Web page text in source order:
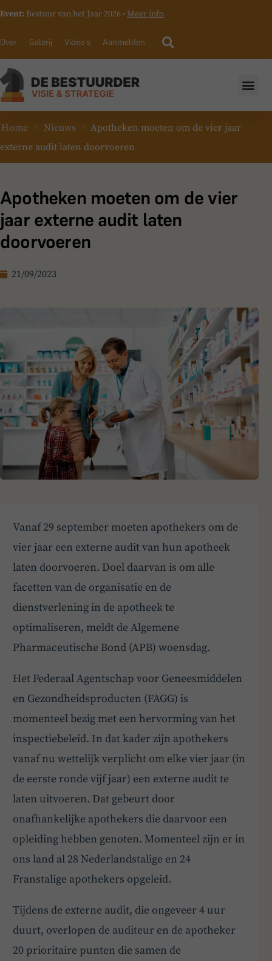
Event: Bestuur van het Jaar 2026 • Meer info
Over Galerij Video’s Aanmelden
Home > Nieuws > Apotheken moeten om de vier jaar
externe audit laten doorvoeren
Apotheken moeten om de vier
jaar externe audit laten
doorvoeren
21/09/2023
Vanaf 29 september moeten apothekers om de
vier jaar een externe audit van hun apotheek
laten doorvoeren. Doel daarvan is om alle
facetten van de organisatie en de
dienstverlening in de apotheek te
optimaliseren, meldt de Algemene
Pharmaceutische Bond (APB) woensdag.
Het Federaal Agentschap voor Geneesmiddelen
en Gezondheidsproducten (FAGG) is
momenteel bezig met een hervorming van het
inspectiebeleid. In dat kader zijn apothekers
vanaf nu wettelijk verplicht om elke vier jaar (in
de eerste ronde vijf jaar) een externe audit te
laten uitvoeren. Dat gebeurt door
onafhankelijke apothekers die daarvoor een
opleiding hebben genoten. Momenteel zijn er in
ons land al 28 Nederlandstalige en 24
Franstalige apothekers opgeleid.
Tijdens de externe audit, die ongeveer 4 uur
duurt, overlopen de auditeur en de apotheker
20 prioritaire punten die samen de